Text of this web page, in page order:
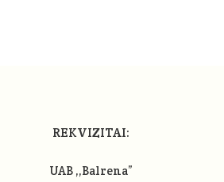
REKVIZITAI:
UAB ,,Balrena”